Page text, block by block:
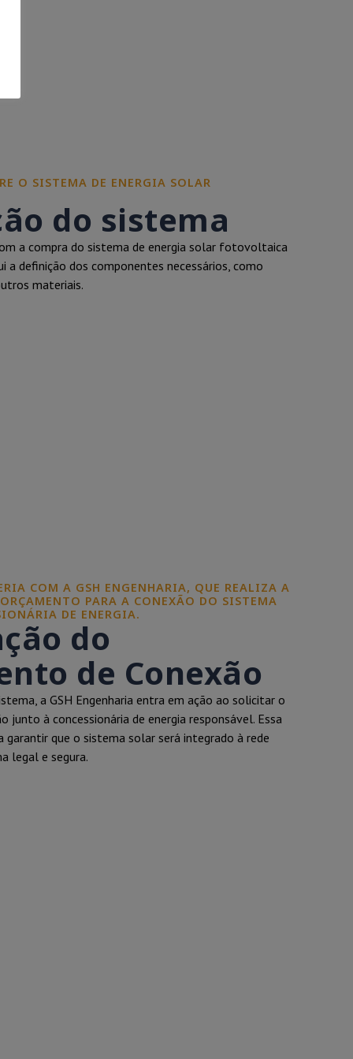
O SISTEMA DE ENERGIA SOLAR
do sistema
a compra do sistema de energia solar fotovoltaica
a definição dos componentes necessários, como
materiais.
COM A GSH ENGENHARIA, QUE REALIZA A
PARA A CONEXÃO DO SISTEMA
DE ENERGIA.
do
de Conexão
a GSH Engenharia entra em ação ao solicitar o
junto à concessionária de energia responsável. Essa
garantir que o sistema solar será integrado à rede
legal e segura.